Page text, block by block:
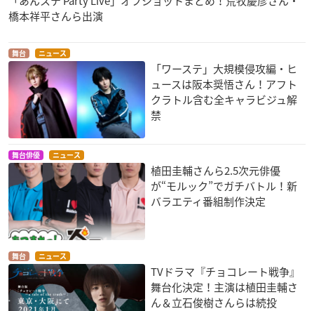
橋本祥平さんら出演
舞台 ニュース
「ワーステ」大規模侵攻編・ヒ
ュースは阪本奨悟さん！アフト
クラトル含む全キャラビジュ解
禁
舞台俳優 ニュース
植田圭輔さんら2.5次元俳優
が“モルック”でガチバトル！新
バラエティ番組制作決定
舞台 ニュース
TVドラマ『チョコレート戦争』
舞台化決定！主演は植田圭輔さ
ん＆立石俊樹さんらは続投